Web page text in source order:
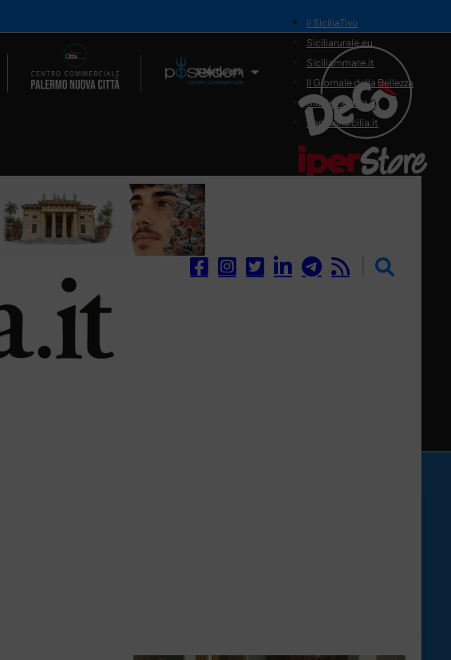
Il Network
il SiciliaTivù
Siciliarurale.eu
Siciliammare.it
Il Giornale della Bellezza
Siciliamedica.it
Sanitainsicilia.it